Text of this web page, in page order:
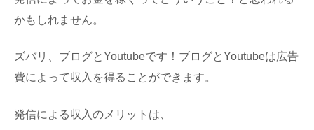
かもしれません。
ズバリ、ブログとYoutubeです！ブログとYoutubeは広告
費によって収入を得ることができます。
発信による収入のメリットは、